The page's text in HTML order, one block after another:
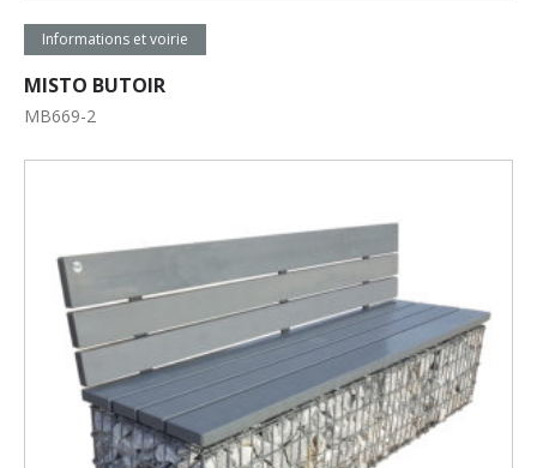
Lire la suite
Informations et voirie
MISTO BUTOIR
MB669-2